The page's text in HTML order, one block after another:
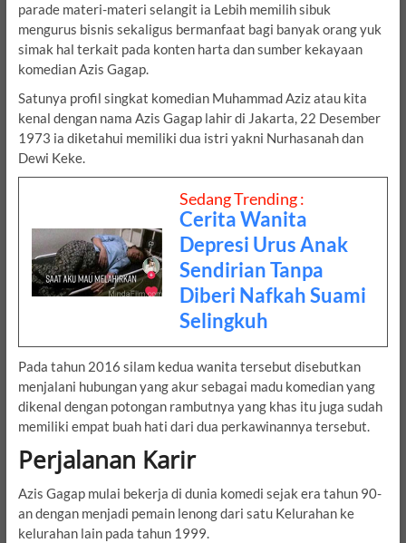
parade materi-materi selangit ia Lebih memilih sibuk
mengurus bisnis sekaligus bermanfaat bagi banyak orang yuk
simak hal terkait pada konten harta dan sumber kekayaan
komedian Azis Gagap.
Satunya profil singkat komedian Muhammad Aziz atau kita
kenal dengan nama Azis Gagap lahir di Jakarta, 22 Desember
1973 ia diketahui memiliki dua istri yakni Nurhasanah dan
Dewi Keke.
Sedang Trending :
Cerita Wanita
Depresi Urus Anak
Sendirian Tanpa
Diberi Nafkah Suami
Selingkuh
Pada tahun 2016 silam kedua wanita tersebut disebutkan
menjalani hubungan yang akur sebagai madu komedian yang
dikenal dengan potongan rambutnya yang khas itu juga sudah
memiliki empat buah hati dari dua perkawinannya tersebut.
Perjalanan Karir
Azis Gagap mulai bekerja di dunia komedi sejak era tahun 90-
an dengan menjadi pemain lenong dari satu Kelurahan ke
kelurahan lain pada tahun 1999.